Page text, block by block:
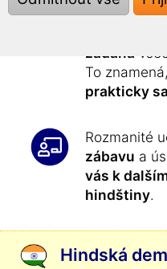
jednodušší
zadána
To
prakticky
Rozmanité
zábavu a
vás k
hindštiny.
Hindská